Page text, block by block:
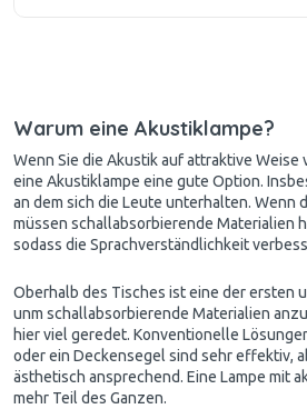
Warum eine Akustiklampe?
Wenn Sie die Akustik auf attraktive
eine Akustiklampe eine gute Option.
an dem sich die Leute unterhalten. Wenn
müssen schallabsorbierende Materialien
sodass die Sprachverständlichkeit
Oberhalb des Tisches ist eine der ersten
unm schallabsorbierende Materialien
hier viel geredet. Konventionelle
oder ein Deckensegel sind sehr effektiv,
ästhetisch ansprechend. Eine Lampe mit
mehr Teil des Ganzen.